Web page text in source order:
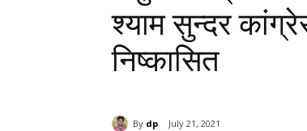
श्याम सुन्दर
निष्कासित
By dp July 21, 2021